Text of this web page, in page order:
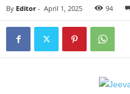
By Editor - April 1, 2025 94